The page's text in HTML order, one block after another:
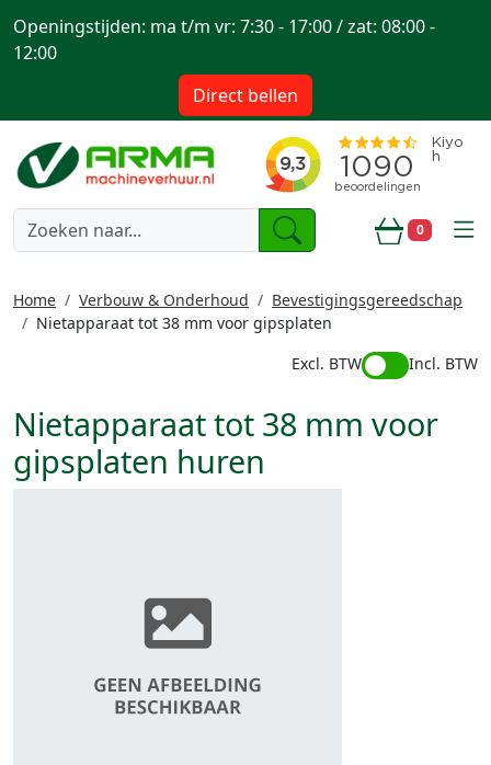
0
Openingstijden: ma t/m vr: 7:30 - 17:00 / zat: 08:00 -
12:00
Direct bellen
Home Verbouw & Onderhoud
Bevestigingsgereedschap
Nietapparaat tot 38 mm voor gipsplaten
Excl. BTW
Incl. BTW
Nietapparaat tot 38 mm voor
gipsplaten huren